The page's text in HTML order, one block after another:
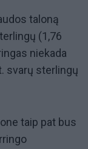
taloną
(1,76
niekada
svarų sterlingų
taip pat bus